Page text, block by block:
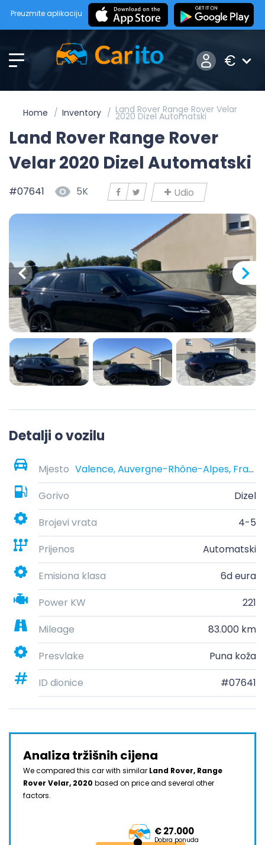
Preuzmite aplikaciju
€
Home Inventory Land Rover Range Rover Velar
2020 Dizel Automatski
Land Rover Range Rover
Velar 2020 Dizel Automatski
#07641 5K Udio
Detalji o vozilu
Mjesto
Valence, Auvergne-Rhône-Alpes, France
Gorivo
Dizel
Brojevi vrata
4-5
Prijenos
Automatski
Emisiona klasa
6d eura
Power KW
221
Mileage
83.000 km
Presvlake
Puna koža
ID dionice
#07641
Analiza tržišnih cijena
We compared this car with similar Land Rover, Range
Rover Velar, 2020 based on price and several other
factors.
€ 27.000
Dobra ponuda